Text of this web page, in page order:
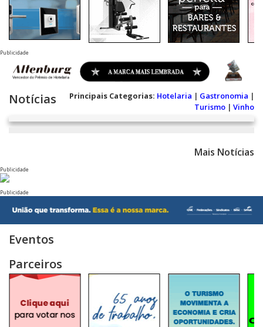
Publicidade
Notícias Principais Categorias: Hotelaria | Gastronomia |
Turismo | Vinho
Mais Notícias
Publicidade
Publicidade
Eventos
Parceiros